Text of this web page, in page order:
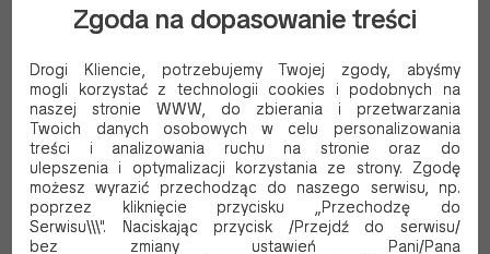
XPS MENU BOX 1
KOMOROWY BIAŁY
STYROPIANOWY HP4
Kod produktu:1040587
48.65 PLN Brutto
39.55 PLN Netto
0.49 Brutto / szt.
Dodaj do koszyka
XPS MENU BOX 1/2
BIAŁY HP3
Kod produktu: 1026664
73.84 PLN Brutto
60.03 PLN Netto
0.53 Brutto / szt.
Dodaj do koszyka
Zgoda na dopasowanie treści
Drogi Kliencie, potrzebujemy Twojej zgody, abyśmy
mogli korzystać z technologii cookies i podobnych na
naszej stronie WWW, do zbierania i przetwarzania
Twoich danych osobowych w celu personalizowania
treści i analizowania ruchu na stronie oraz do
ulepszenia i optymalizacji korzystania ze strony. Zgodę
możesz wyrazić przechodząc do naszego serwisu, np.
poprzez kliknięcie przycisku „Przechodzę do
Serwisu\\\". Naciskając przycisk /Przejdź do serwisu/
bez zmiany ustawień Pani/Pana